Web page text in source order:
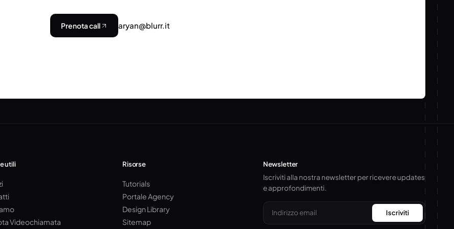
Prenota call aryan@blurr.it
utili
Videochiamata
Risorse
Tutorials
Portale Agency
Design Library
Sitemap
Newsletter
Iscriviti alla nostra newsletter per ricevere updates
e approfondimenti.
Email Iscriviti